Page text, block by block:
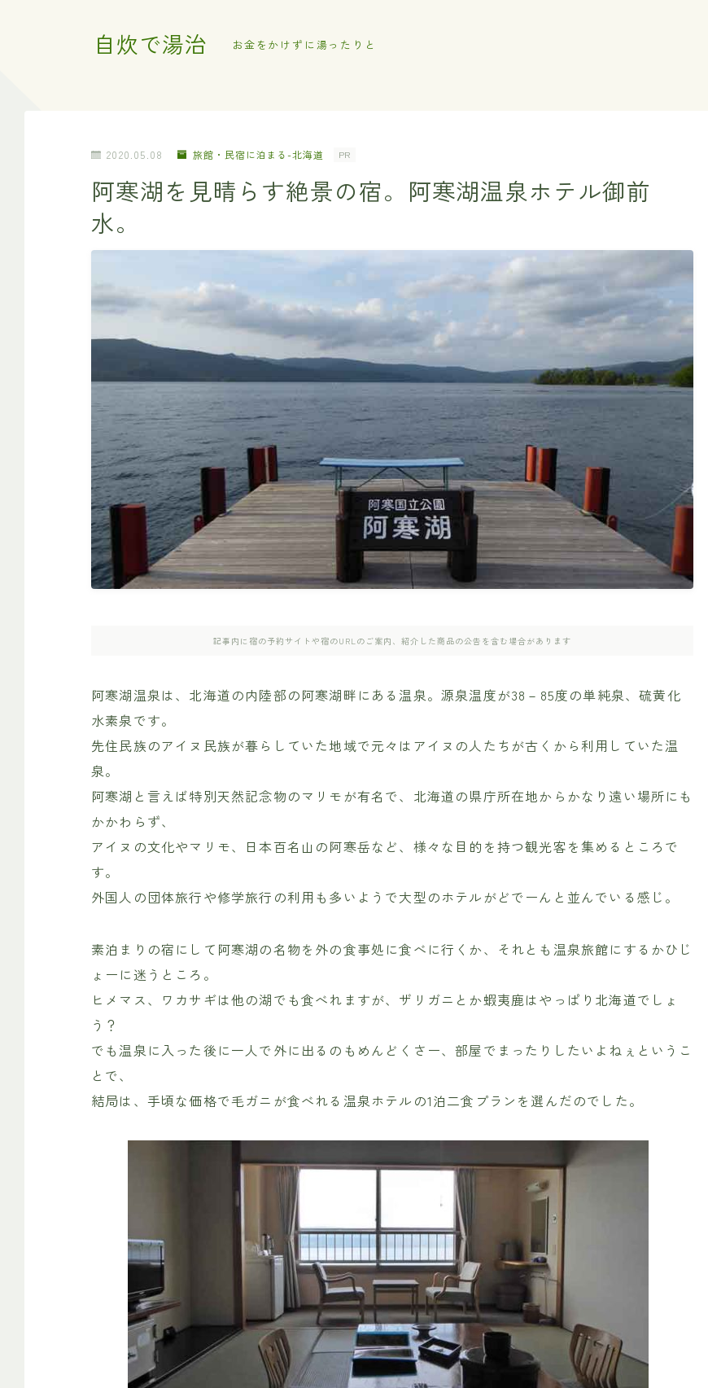
自炊で湯治 お金をかけずに湯ったりと
2020.05.08 旅館・民宿に泊まる-北海道 PR
阿寒湖を見晴らす絶景の宿。阿寒湖温泉ホテル御前
水。
記事内に宿の予約サイトや宿のURLのご案内、紹介した商品の公告を含む場合があります
阿寒湖温泉は、北海道の内陸部の阿寒湖畔にある温泉。源泉温度が38－85度の単純泉、硫黄化
水素泉です。
先住民族のアイヌ民族が暮らしていた地域で元々はアイヌの人たちが古くから利用していた温
泉。
阿寒湖と言えば特別天然記念物のマリモが有名で、北海道の県庁所在地からかなり遠い場所にも
かかわらず、
アイヌの文化やマリモ、日本百名山の阿寒岳など、様々な目的を持つ観光客を集めるところで
す。
外国人の団体旅行や修学旅行の利用も多いようで大型のホテルがどでーんと並んでいる感じ。
素泊まりの宿にして阿寒湖の名物を外の食事処に食べに行くか、それとも温泉旅館にするかひじ
ょーに迷うところ。
ヒメマス、ワカサギは他の湖でも食べれますが、ザリガニとか蝦夷鹿はやっぱり北海道でしょ
う？
でも温泉に入った後に一人で外に出るのもめんどくさー、部屋でまったりしたいよねぇというこ
とで、
結局は、手頃な価格で毛ガニが食べれる温泉ホテルの1泊二食プランを選んだのでした。